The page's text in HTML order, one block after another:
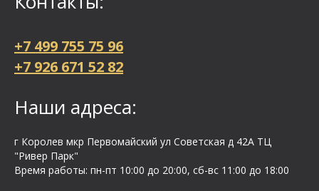
+7 499 755 75 96
+7 926 671 52 82
Наши адреса:
г Королев мкр Первомайский ул Cоветская д 42А ТЦ
"Ривер Парк"
Время работы: пн-пт 10:00 до 20:00, сб-вс 11:00 до 18:00